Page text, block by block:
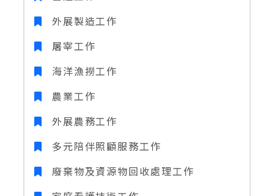
外展製造工作
屠宰工作
海洋漁撈工作
農業工作
外展農務工作
多元陪伴照顧服務工作
廢棄物及資源物回收處理工作